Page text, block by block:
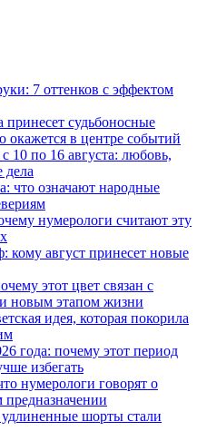
7 оттенков с эффектом
принесет судьбоносные
окажется в центре событий
10 по 16 августа: любовь,
дела
что означают народные
нумерологи считают эту
кому август принесет новые
этот цвет связан с
новым этапом жизни
идея, которая покорила
года: почему этот период
избегать
нумерологи говорят о
предназначении
шорты стали